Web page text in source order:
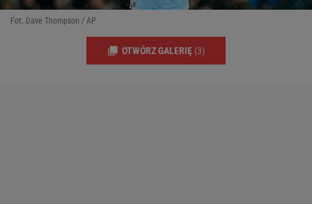
Fot. Dave Thompson / AP
OTWÓRZ GALERIĘ (3)